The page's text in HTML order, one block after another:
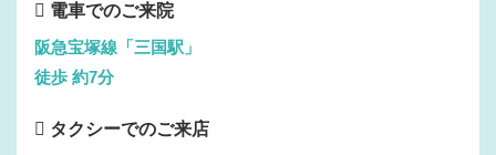
電車でのご来院
阪急宝塚線「三国駅」
徒歩 約7分
タクシーでのご来店